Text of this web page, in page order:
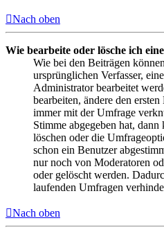
Nach oben
Wie bearbeite oder lösche ich
Wie bei den Beiträgen
ursprünglichen Verfasser,
Administrator bearbeitet
bearbeiten, ändere den
immer mit der Umfrage
Stimme abgegeben hat,
löschen oder die
schon ein Benutzer
nur noch von Moderatoren
oder gelöscht werden.
laufenden Umfragen
Nach oben